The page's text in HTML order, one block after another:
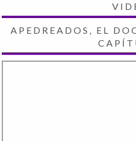
APEDREADOS, EL